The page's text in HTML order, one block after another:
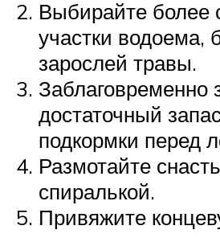
Выбирайте более
участки водоема,
зарослей травы.
Заблаговременно
достаточный
подкормки перед
Размотайте
спиралькой.
Привяжите